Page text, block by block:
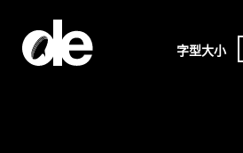
字型大小